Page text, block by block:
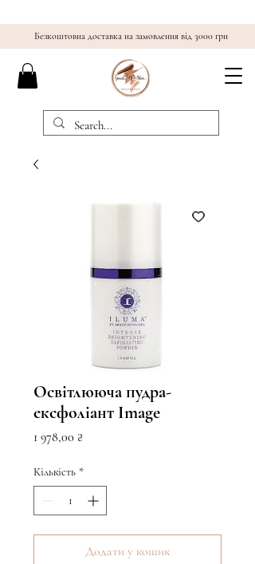
Безкоштовна доставка на замовлення від 3000 грн
Освітлююча пудра-
ексфоліант Image
1 978,00 ₴
Кількість *
Додати у кошик